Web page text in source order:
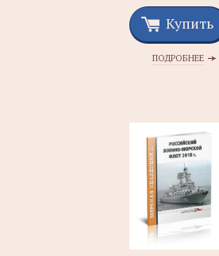
Купить
ПОДРОБНЕЕ